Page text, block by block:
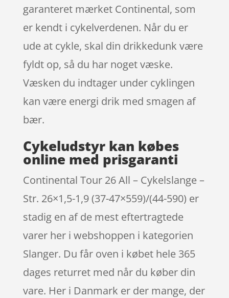
garanteret mærket Continental, som
er kendt i cykelverdenen. Når du er
ude at cykle, skal din drikkedunk være
fyldt op, så du har noget væske.
Væsken du indtager under cyklingen
kan være energi drik med smagen af
bær.
Cykeludstyr kan købes
online med prisgaranti
Continental Tour 26 All – Cykelslange –
Str. 26×1,5-1,9 (37-47×559)/(44-590) er
stadig en af de mest eftertragtede
varer her i webshoppen i kategorien
Slanger. Du får oven i købet hele 365
dages returret med når du køber din
vare. Her i Danmark er der mange, der